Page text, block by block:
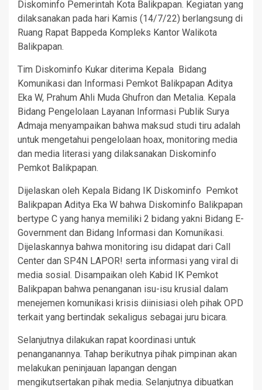
Diskominfo Pemerintah Kota Balikpapan. Kegiatan yang
dilaksanakan pada hari Kamis (14/7/22) berlangsung di
Ruang Rapat Bappeda Kompleks Kantor Walikota
Balikpapan.
Tim Diskominfo Kukar diterima Kepala Bidang
Komunikasi dan Informasi Pemkot Balikpapan Aditya
Eka W, Prahum Ahli Muda Ghufron dan Metalia. Kepala
Bidang Pengelolaan Layanan Informasi Publik Surya
Admaja menyampaikan bahwa maksud studi tiru adalah
untuk mengetahui pengelolaan hoax, monitoring media
dan media literasi yang dilaksanakan Diskominfo
Pemkot Balikpapan.
Dijelaskan oleh Kepala Bidang IK Diskominfo Pemkot
Balikpapan Aditya Eka W bahwa Diskominfo Balikpapan
bertype C yang hanya memiliki 2 bidang yakni Bidang E-
Government dan Bidang Informasi dan Komunikasi.
Dijelaskannya bahwa monitoring isu didapat dari Call
Center dan SP4N LAPOR! serta informasi yang viral di
media sosial. Disampaikan oleh Kabid IK Pemkot
Balikpapan bahwa penanganan isu-isu krusial dalam
menejemen komunikasi krisis diinisiasi oleh pihak OPD
terkait yang bertindak sekaligus sebagai juru bicara.
Selanjutnya dilakukan rapat koordinasi untuk
penanganannya. Tahap berikutnya pihak pimpinan akan
melakukan peninjauan lapangan dengan
mengikutsertakan pihak media. Selanjutnya dibuatkan